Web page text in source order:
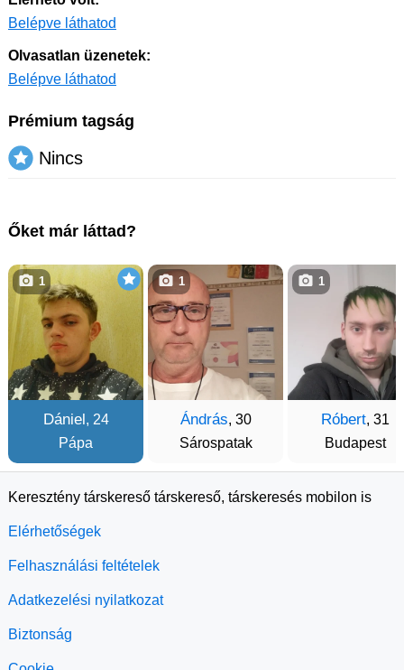
Belépve láthatod
Olvasatlan üzenetek:
Belépve láthatod
Prémium tagság
Nincs
Őket már láttad?
Dániel, 24
Pápa
1
Ándrás, 30
Sárospatak
1
Róbert, 31
Budapest
1
Keresztény társkereső társkereső, társkeresés mobilon is
Elérhetőségek
Felhasználási feltételek
Adatkezelési nyilatkozat
Biztonság